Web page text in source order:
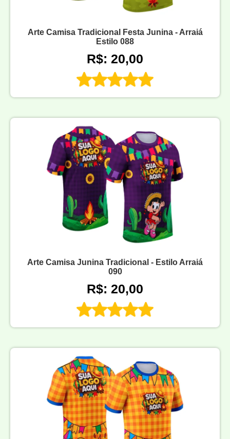
Arte Camisa Tradicional Festa Junina - Arraiá
Estilo 088
R$: 20,00
Arte Camisa Junina Tradicional - Estilo Arraiá
090
R$: 20,00